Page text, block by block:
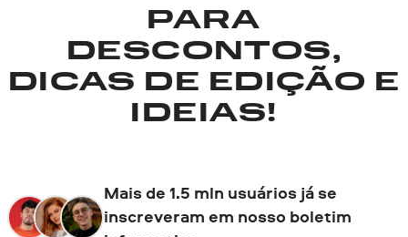
PARA
DESCONTOS,
DICAS DE EDIÇÃO E
IDEIAS!
Mais de 1.5 mln usuários já se
inscreveram em nosso boletim